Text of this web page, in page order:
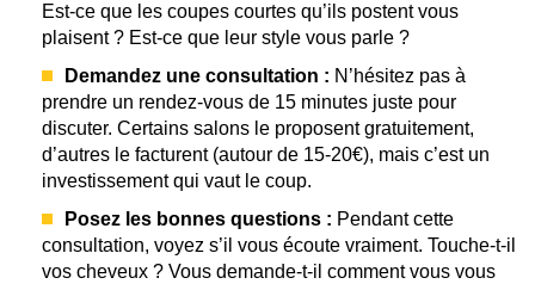
Est-ce que les coupes courtes qu’ils postent vous
plaisent ? Est-ce que leur style vous parle ?
Demandez une consultation : N’hésitez pas à
prendre un rendez-vous de 15 minutes juste pour
discuter. Certains salons le proposent gratuitement,
d’autres le facturent (autour de 15-20€), mais c’est un
investissement qui vaut le coup.
Posez les bonnes questions : Pendant cette
consultation, voyez s’il vous écoute vraiment. Touche-t-il
vos cheveux ? Vous demande-t-il comment vous vous